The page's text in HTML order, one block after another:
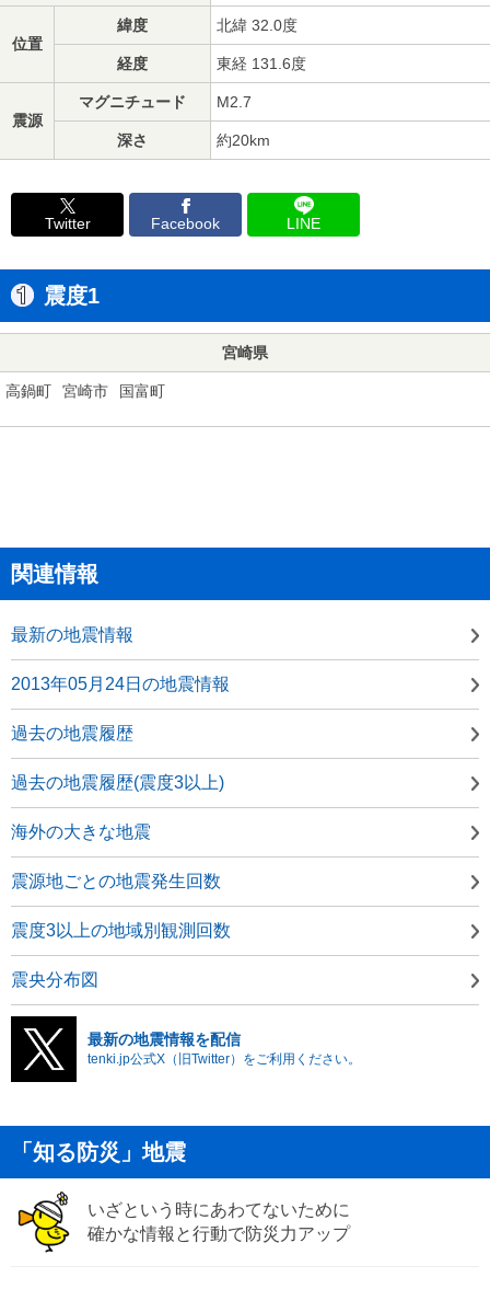
位置
緯度 北緯 32.0度
経度 東経 131.6度
震源
マグニチュード M2.7
深さ 約20km
Twitter Facebook LINE
震度1
宮崎県
高鍋町 宮崎市 国富町
関連情報
最新の地震情報
2013年05月24日の地震情報
過去の地震履歴
過去の地震履歴(震度3以上)
海外の大きな地震
震源地ごとの地震発生回数
震度3以上の地域別観測回数
震央分布図
最新の地震情報を配信
tenki.jp公式X（旧Twitter）をご利用ください。
「知る防災」地震
いざという時にあわてないために
確かな情報と行動で防災力アップ